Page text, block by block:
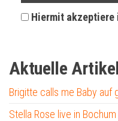
Hiermit akzeptiere
Aktuelle Artikel
Brigitte calls me Baby auf
Stella Rose live in